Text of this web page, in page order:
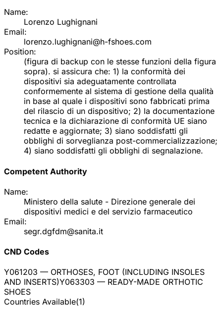
Name:
Lorenzo Lughignani
Email:
lorenzo.lughignani@h-fshoes.com
Position:
(figura di backup con le stesse funzioni della figura
sopra). si assicura che: 1) la conformità dei
dispositivi sia adeguatamente controllata
conformemente al sistema di gestione della qualità
in base al quale i dispositivi sono fabbricati prima
del rilascio di un dispositivo; 2) la documentazione
tecnica e la dichiarazione di conformità UE siano
redatte e aggiornate; 3) siano soddisfatti gli
obblighi di sorveglianza post-commercializzazione;
4) siano soddisfatti gli obblighi di segnalazione.
Competent Authority
Name:
Ministero della salute - Direzione generale dei
dispositivi medici e del servizio farmaceutico
Email:
segr.dgfdm@sanita.it
CND Codes
Y061203 — ORTHOSES, FOOT (INCLUDING INSOLES
AND INSERTS)Y063303 — READY-MADE ORTHOTIC
SHOES
Countries Available(1)